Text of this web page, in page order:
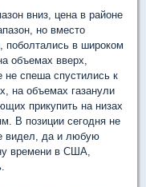
вниз, цена в районе
но вместо
поболтались в широком
объемах вверх,
не спеша спустились к
на объемах газанули
прикупить на низах
В позиции сегодня не
видел, да и любую
времени в США,